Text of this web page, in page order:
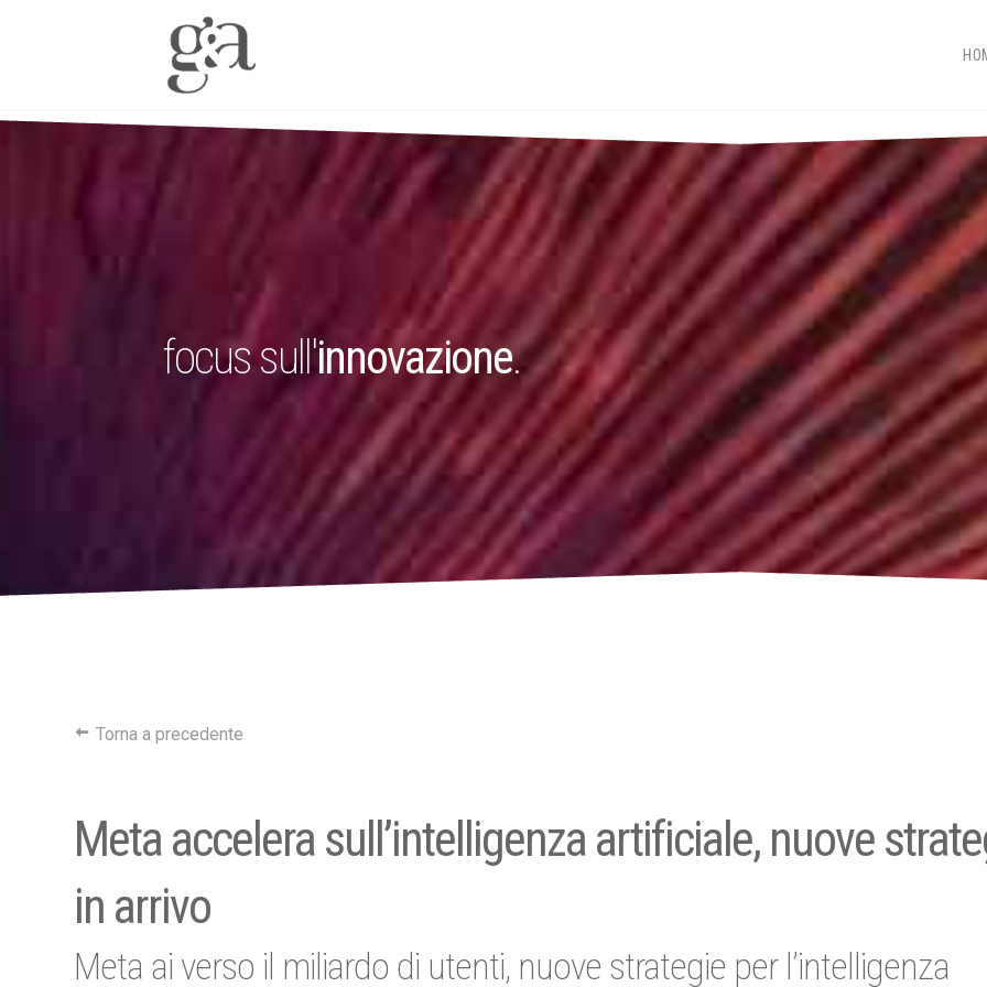
focus sull'innovazione.
Torna a precedente
Meta accelera sull’intelligenza artificiale, nuove
in arrivo
Meta ai verso il miliardo di utenti, nuove strategie per l’intelligenza